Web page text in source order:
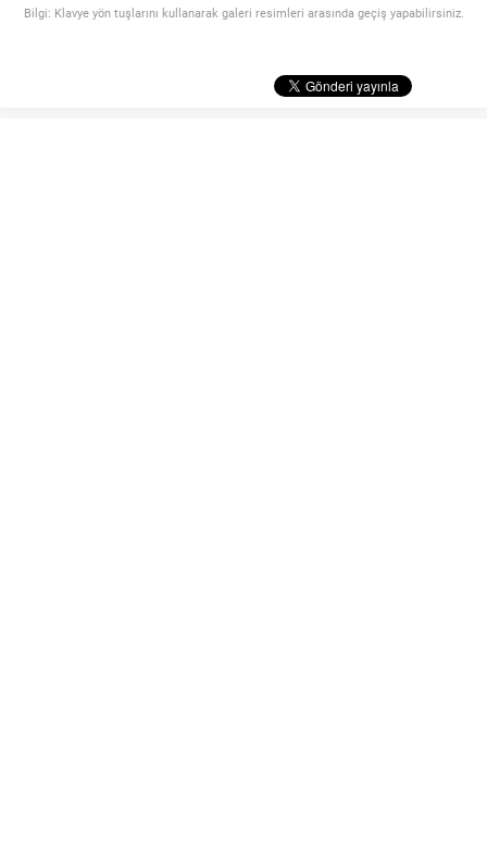
Bilgi: Klavye yön tuşlarını kullanarak galeri resimleri arasında geçiş yapabilirsiniz.